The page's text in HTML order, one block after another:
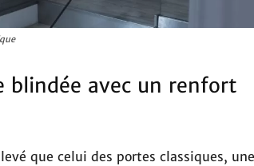
blindée avec un renfort
que celui des portes classiques,